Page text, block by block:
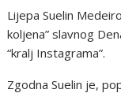
Lijepa Suelin
koljena” slavnog
“kralj Instagrama”.
Zgodna Suelin je,